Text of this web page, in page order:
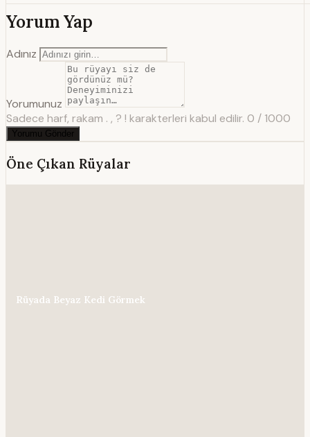
Yorum Yap
Adınız
Yorumunuz
Sadece harf, rakam . , ? ! karakterleri kabul edilir. 0 / 1000
Yorumu Gönder
Öne Çıkan Rüyalar
Rüyada Beyaz Kedi Görmek